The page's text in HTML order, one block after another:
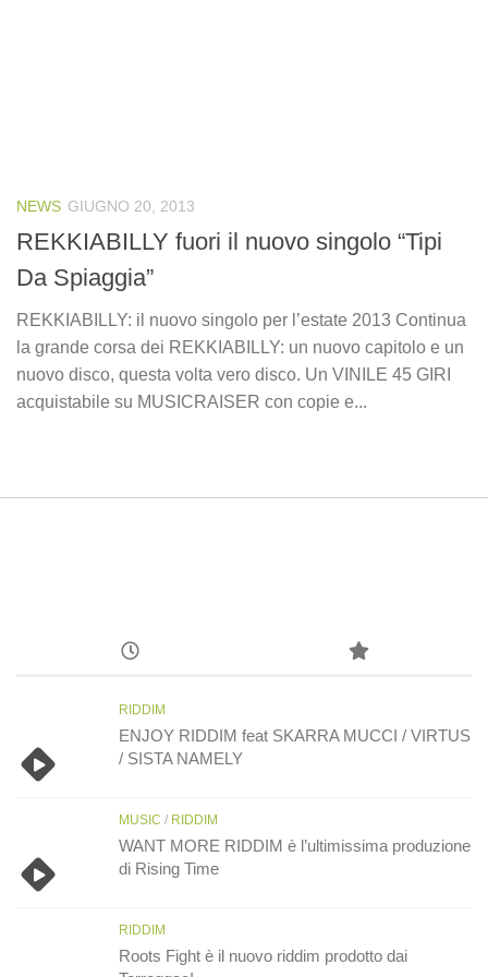
NEWS GIUGNO 20, 2013
REKKIABILLY fuori il nuovo singolo “Tipi
Da Spiaggia”
REKKIABILLY: il nuovo singolo per l’estate 2013 Continua
la grande corsa dei REKKIABILLY: un nuovo capitolo e un
nuovo disco, questa volta vero disco. Un VINILE 45 GIRI
acquistabile su MUSICRAISER con copie e...
RIDDIM
ENJOY RIDDIM feat SKARRA MUCCI / VIRTUS
/ SISTA NAMELY
MUSIC / RIDDIM
WANT MORE RIDDIM è l’ultimissima produzione
di Rising Time
RIDDIM
Roots Fight è il nuovo riddim prodotto dai